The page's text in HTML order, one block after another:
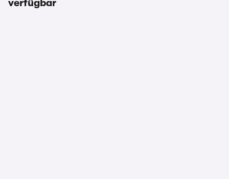
verfügbar